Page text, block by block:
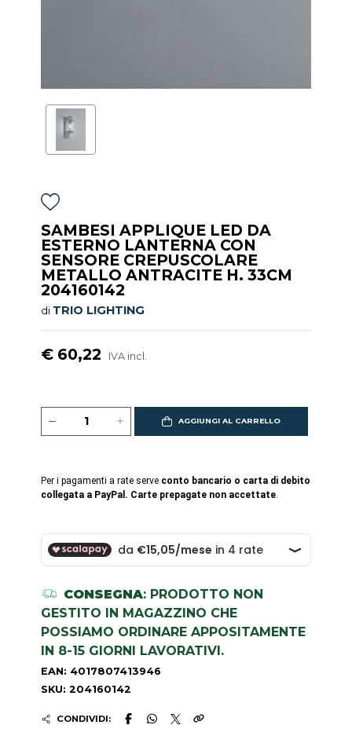
SAMBESI APPLIQUE LED DA
ESTERNO LANTERNA CON
SENSORE CREPUSCOLARE
METALLO ANTRACITE H. 33CM
204160142
di TRIO LIGHTING
€ 60,22 IVA incl.
AGGIUNGI AL CARRELLO
Per i pagamenti a rate serve conto bancario o carta di debito
collegata a PayPal. Carte prepagate non accettate.
CONSEGNA: PRODOTTO NON
GESTITO IN MAGAZZINO CHE
POSSIAMO ORDINARE APPOSITAMENTE
IN 8-15 GIORNI LAVORATIVI.
EAN: 4017807413946
SKU: 204160142
CONDIVIDI: